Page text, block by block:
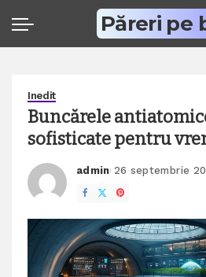
Păreri pe
Inedit
Buncărele
sofisticate pentru
Posted
by
admin 26 septembrie